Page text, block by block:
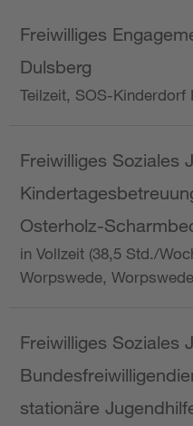
Freiwilliges
Dulsberg
Teilzeit, SOS-
Freiwilliges Soziales
Osterholz-
in Vollzeit (38,5 Std./
Worpswede, Worpswede
Freiwilliges Soziales
stationäre